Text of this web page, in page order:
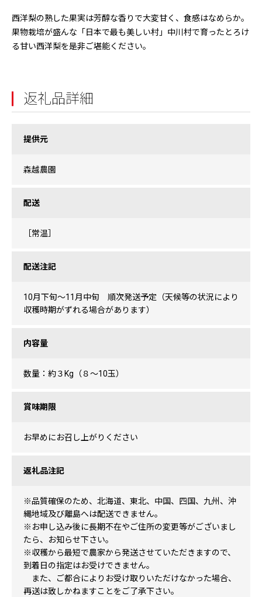
西洋梨の熟した果実は芳醇な香りで大変甘く、食感はなめらか。
果物栽培が盛んな「日本で最も美しい村」中川村で育ったとろけ
る甘い西洋梨を是非ご堪能ください。
返礼品詳細
提供元
森越農園
配送
［常温］
配送注記
10月下旬～11月中旬 順次発送予定（天候等の状況により
収穫時期がずれる場合があります）
内容量
数量：約３Kg（８～10玉）
賞味期限
お早めにお召し上がりください
返礼品注記
※品質確保のため、北海道、東北、中国、四国、九州、沖
縄地域及び離島へは配送できません。
※お申し込み後に長期不在やご住所の変更等がございまし
たら、お知らせ下さい。
※収穫から最短で農家から発送させていただきますので、
到着日の指定はお受けできません。
また、ご都合によりお受け取りいただけなかった場合、
再送は致しかねますことをご了承下さい。